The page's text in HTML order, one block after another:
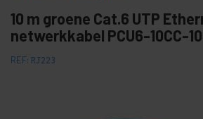
10 m groene Cat.6 UTP
netwerkkabel PCU6-10CC-
REF: RJ223